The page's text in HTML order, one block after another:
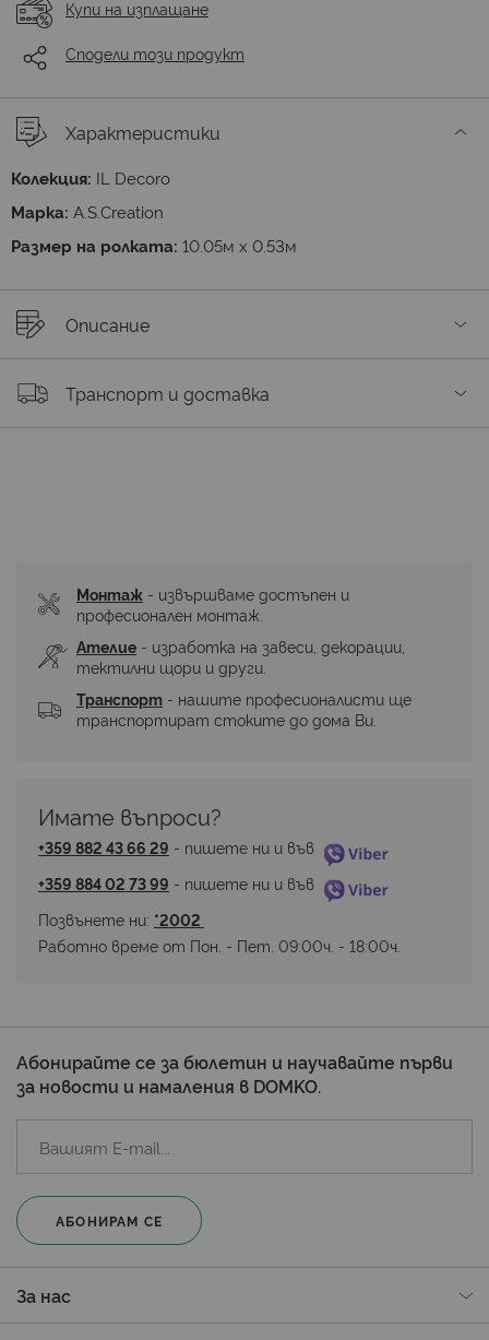
Купи на изплащане
Сподели този продукт
Характеристики
Колекция: IL Decoro
Марка: A.S.Creation
Размер на ролката: 10.05м х 0.53м
Описание
Транспорт и доставка
Монтаж - извършваме достъпен и
професионален монтаж.
Ателие - изработка на завеси, декорации,
тектилни щори и други.
Транспорт - нашите професионалисти ще
транспортират стоките до дома Ви.
Имате въпроси?
+359 882 43 66 29 - пишете ни и във
+359 884 02 73 99 - пишете ни и във
Позвънете ни: *2002
Работно време от Пон. - Пет. 09:00ч. - 18:00ч.
Абонирайте се за бюлетин и научавайте първи
за новости и намаления в DOMKO.
АБОНИРАМ СЕ
За нас